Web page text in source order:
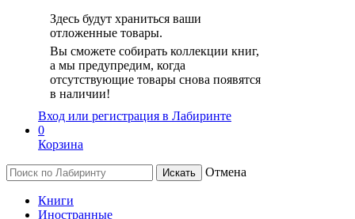
Здесь будут храниться ваши
отложенные товары.
Вы сможете собирать коллекции книг,
а мы предупредим, когда
отсутствующие товары снова появятся
в наличии!
Вход или регистрация в Лабиринте
0
Корзина
Искать Отмена
Книги
Иностранные